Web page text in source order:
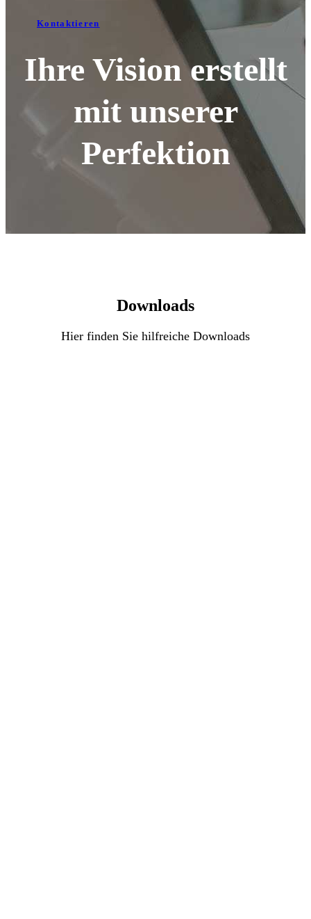
Kontaktieren
Ihre Vision erstellt
mit unserer
Perfektion
Downloads
Hier finden Sie hilfreiche Downloads